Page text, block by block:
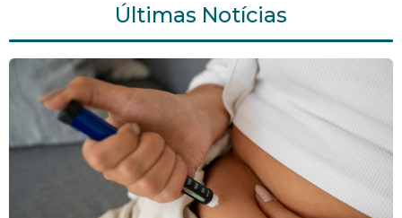
Últimas Notícias